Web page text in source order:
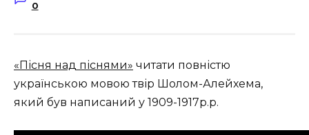
0
«Пісня над піснями» читати повністю
українською мовою твір Шолом-Алейхема,
який був написаний у 1909-1917р.р.